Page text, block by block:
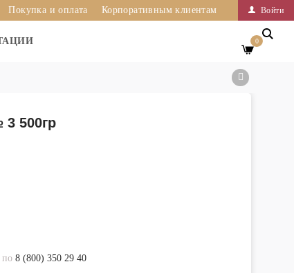
Войти
Покупка и оплата Корпоративным клиентам
0
500гр
по 8 (800) 350 29 40